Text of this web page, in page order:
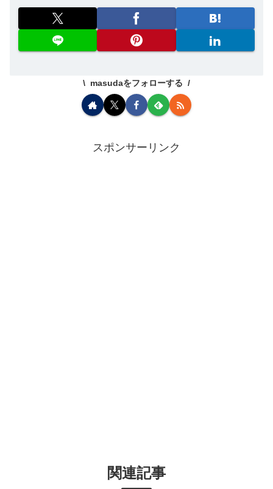
masudaをフォローする
スポンサーリンク
関連記事